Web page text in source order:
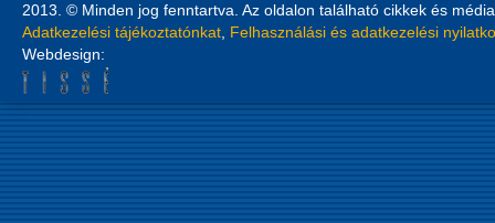
2013. © Minden jog fenntartva. Az oldalon található cikkek és
Adatkezelési tájékoztatónkat Felhasználási és adatkezelési
Webdesign: